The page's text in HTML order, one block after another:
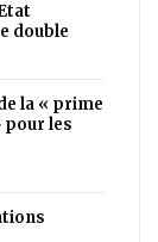
double
la « prime
les